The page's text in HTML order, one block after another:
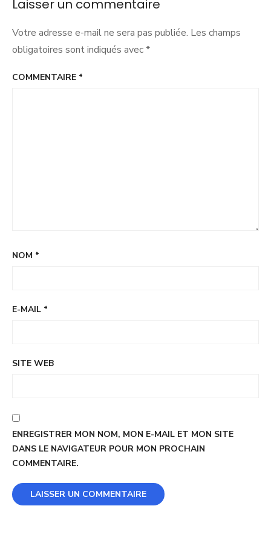
Laisser un commentaire
Votre adresse e-mail ne sera pas publiée. Les champs
obligatoires sont indiqués avec*
COMMENTAIRE *
NOM *
E-MAIL *
SITE WEB
ENREGISTRER MON NOM, MON E-MAIL ET MON SITE
DANS LE NAVIGATEUR POUR MON PROCHAIN
COMMENTAIRE.